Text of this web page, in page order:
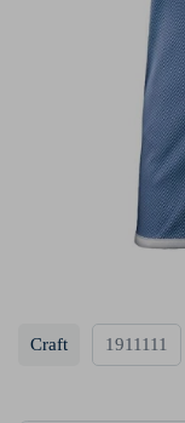
Craft 1911111